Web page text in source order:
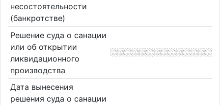
несостоятельности
(банкротстве)
Решение суда о санации
или об открытии
ликвидационного
производства
Дата вынесения
решения суда о санации